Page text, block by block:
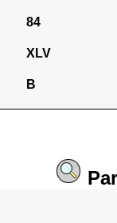
84
XLV
B